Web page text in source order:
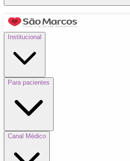
Institucional
Para pacientes
Canal Médico